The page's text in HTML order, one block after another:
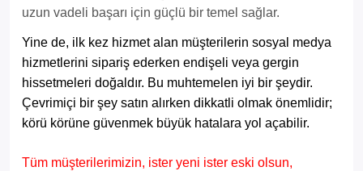
uzun vadeli başarı için güçlü bir temel sağlar.
Yine de, ilk kez hizmet alan müşterilerin sosyal medya
hizmetlerini sipariş ederken endişeli veya gergin
hissetmeleri doğaldır. Bu muhtemelen iyi bir şeydir.
Çevrimiçi bir şey satın alırken dikkatli olmak önemlidir;
körü körüne güvenmek büyük hatalara yol açabilir.
Tüm müşterilerimizin, ister yeni ister eski olsun,